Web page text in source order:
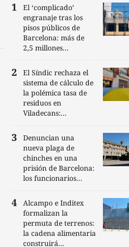
El ‘complicado’
engranaje tras los
pisos públicos de
Barcelona: más de
2,5 millones...
El Síndic rechaza el
sistema de cálculo de
la polémica tasa de
residuos en
Viladecans:...
Denuncian una
nueva plaga de
chinches en una
prisión de Barcelona:
los funcionarios...
Alcampo e Inditex
formalizan la
permuta de terrenos:
la cadena alimentaria
construirá...